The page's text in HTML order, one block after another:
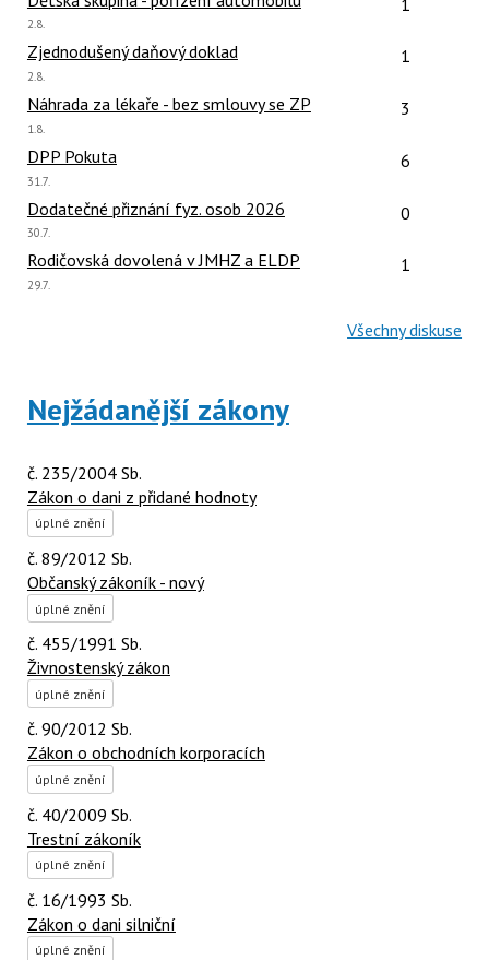
Poslední
2.8.
Zjednodušený daňový doklad Počet
1
Poslední
2.8.
Náhrada za lékaře - bez smlouvy se ZP Počet
3
Poslední
1.8.
DPP Pokuta Počet
6
Poslední
31.7.
Dodatečné přiznání fyz. osob 2026 Počet
0
Poslední
30.7.
Rodičovská dovolená v JMHZ a ELDP Počet
1
Poslední
29.7.
Všechny diskuse
Nejžádanější zákony
č. 235/2004 Sb.
Zákon o dani z přidané hodnoty
úplné znění
č. 89/2012 Sb.
Občanský zákoník - nový
úplné znění
č. 455/1991 Sb.
Živnostenský zákon
úplné znění
č. 90/2012 Sb.
Zákon o obchodních korporacích
úplné znění
č. 40/2009 Sb.
Trestní zákoník
úplné znění
č. 16/1993 Sb.
Zákon o dani silniční
úplné znění